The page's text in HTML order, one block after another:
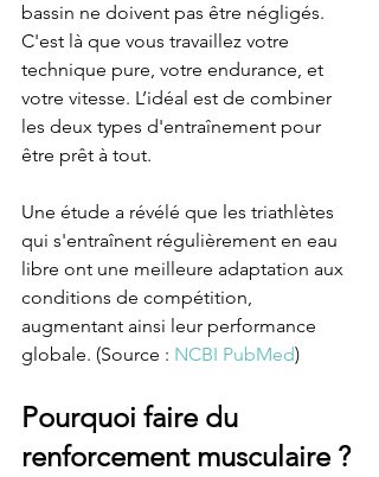
bassin ne doivent pas être négligés.
C'est là que vous travaillez votre
technique pure, votre endurance, et
votre vitesse. L’idéal est de combiner
les deux types d'entraînement pour
être prêt à tout.
Une étude a révélé que les triathlètes
qui s'entraînent régulièrement en eau
libre ont une meilleure adaptation aux
conditions de compétition,
augmentant ainsi leur performance
globale. (Source : NCBI PubMed)
Pourquoi faire du
renforcement musculaire ?